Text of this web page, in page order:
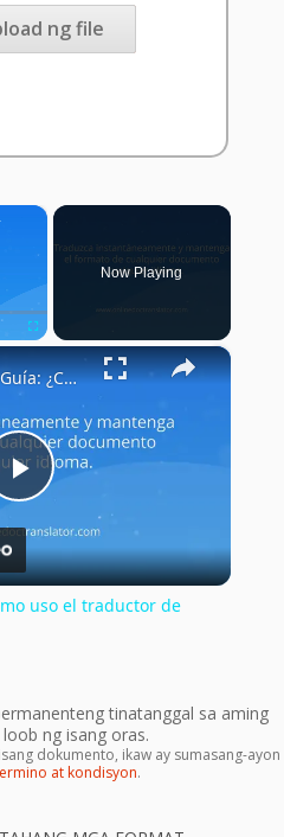
ng file
×
Fullscreen
Now Playing
×
Play
Video
Doc Translator Guía: ¿Cómo uso el traductor de documentos?
uso el traductor de
tinatanggal sa aming
ng isang oras.
dokumento, ikaw ay sumasang-ayon
at kondisyon.